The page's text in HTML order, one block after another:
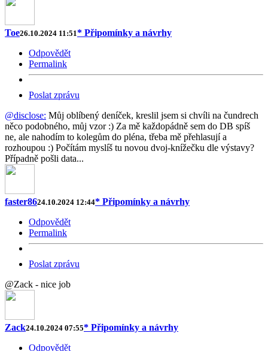
Toe26.10.2024 11:51* Připomínky a návrhy
Odpovědět
Permalink
Poslat zprávu
@disclose: Můj oblíbený deníček, kreslil jsem si chvíli na čundrech
něco podobného, můj vzor :) Za mě každopádně sem do DB spíš
ne, ale nahodím to kolegům do pléna, třeba mě přehlasují a
rozhoupou :) Počítám myslíš tu novou dvoj-knížečku dle výstavy?
Případně pošli data...
faster8624.10.2024 12:44* Připomínky a návrhy
Odpovědět
Permalink
Poslat zprávu
@Zack - nice job
Zack24.10.2024 07:55* Připomínky a návrhy
Odpovědět